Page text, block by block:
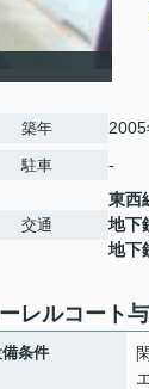
築年
駐車 -
交通
東西
地下
地下
レルコート
条件